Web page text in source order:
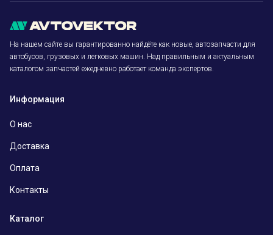
На нашем сайте вы гарантированно найдёте как новые, автозапчасти для
автобусов, грузовых и легковых машин. Над правильным и актуальным
каталогом запчастей ежедневно работает команда экспертов.
Информация
О нас
Доставка
Оплата
Контакты
Каталог